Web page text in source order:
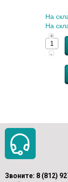
На
На
+
-
Звоните: 8 (812)